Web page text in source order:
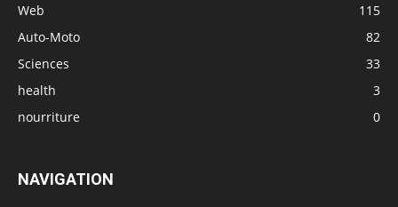
Web
115
Auto-Moto
82
Sciences
33
health
3
nourriture
0
NAVIGATION